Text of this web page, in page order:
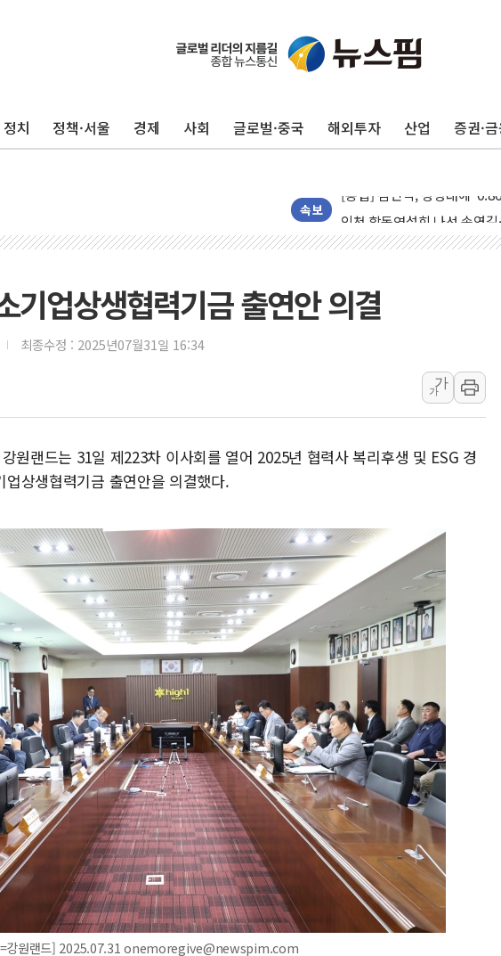
정치 정책·서울 경제 사회 글로벌·중국 해외투자 산업 증권·
속보
울진·영덕 '호우특보'-포항 '
인천 합동연설회 나선 송영길
김민석, 2주차 제주·인천 경
[속보] 민주, 제주·인천 경선
[속보] 민주, 인천 경선 결과
이번주 국내 주요 금융일정
美, 이란전 출구전략 만지작
강릉·동해·삼척 시간당 최
폐기물 수거하다 참변…60대
여수 오동도 인근 해상서 모
추미애, '위안부' 피해자 기림
인천 선재도 갯벌서 해루질
인천서 말다툼 중 어머니 흉
'화합' 꺼낸 김민석에 '뻔뻔'
李대통령, ISA 개편 재검토
기업상생협력기금 출연안 의결
최종수정 : 2025년07월31일 16:34
가
가
원랜드는 31일 제223차 이사회를 열어 2025년 협력사 복리후생 및 ESG 경
업상생협력기금 출연안을 의결했다.
=강원랜드] 2025.07.31 onemoregive@newspim.com